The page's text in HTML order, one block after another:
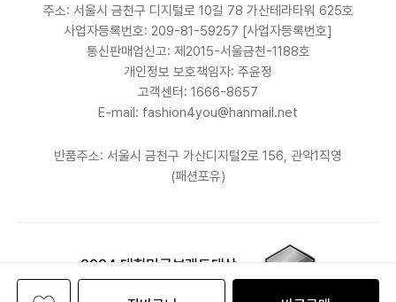
주소: 서울시 금천구 디지털로 10길 78 가산테라타워 625호
사업자등록번호: 209-81-59257 [사업자등록번호]
통신판매업신고: 제2015-서울금천-1188호
개인정보 보호책임자: 주윤정
고객센터: 1666-8657
E-mail: fashion4you@hanmail.net
반품주소: 서울시 금천구 가산디지털2로 156, 관악1직영
(패션포유)